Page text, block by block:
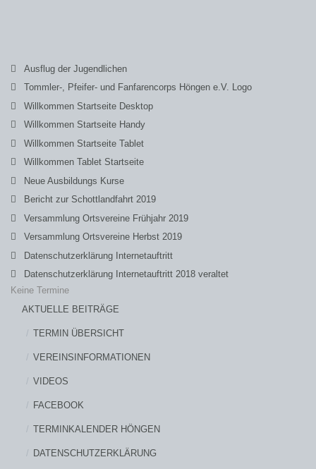
Ausflug der Jugendlichen
Tommler-, Pfeifer- und Fanfarencorps Höngen e.V. Logo
Willkommen Startseite Desktop
Willkommen Startseite Handy
Willkommen Startseite Tablet
Willkommen Tablet Startseite
Neue Ausbildungs Kurse
Bericht zur Schottlandfahrt 2019
Versammlung Ortsvereine Frühjahr 2019
Versammlung Ortsvereine Herbst 2019
Datenschutzerklärung Internetauftritt
Datenschutzerklärung Internetauftritt 2018 veraltet
Keine Termine
AKTUELLE BEITRÄGE
TERMIN ÜBERSICHT
VEREINSINFORMATIONEN
VIDEOS
FACEBOOK
TERMINKALENDER HÖNGEN
DATENSCHUTZERKLÄRUNG